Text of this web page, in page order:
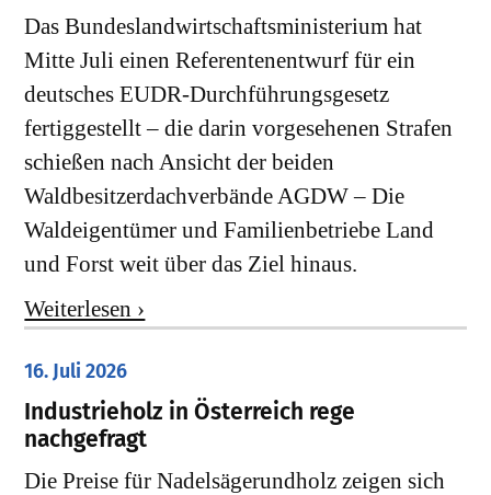
Das Bundeslandwirtschaftsministerium hat
Mitte Juli einen Referentenentwurf für ein
deutsches EUDR-Durchführungsgesetz
fertiggestellt – die darin vorgesehenen Strafen
schießen nach Ansicht der beiden
Waldbesitzerdachverbände AGDW – Die
Waldeigentümer und Familienbetriebe Land
und Forst weit über das Ziel hinaus.
Weiterlesen ›
16. Juli 2026
Industrieholz in Österreich rege
nachgefragt
Die Preise für Nadelsägerundholz zeigen sich